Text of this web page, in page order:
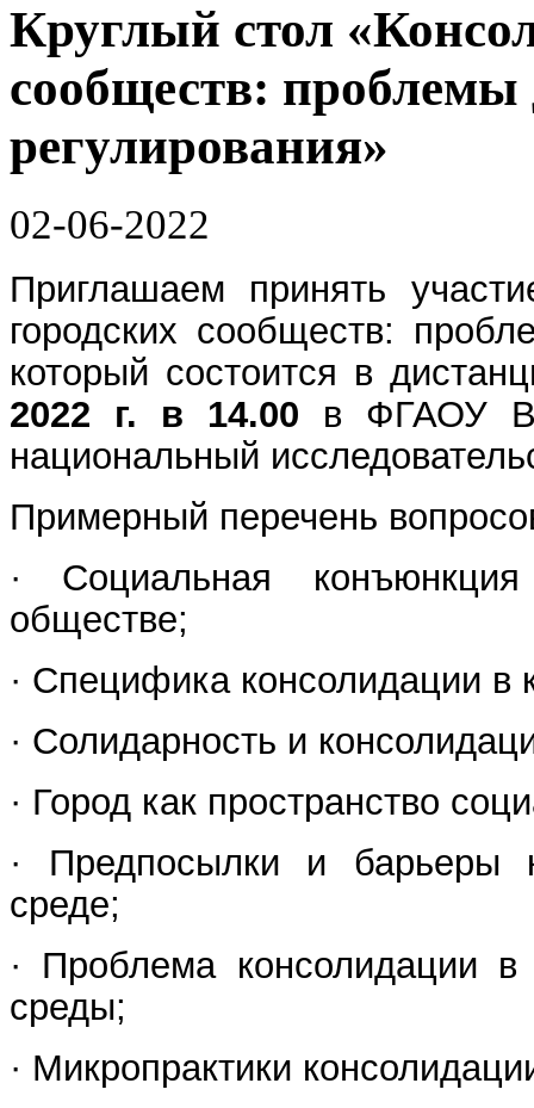
Круглый стол
сообществ: проблемы
регулирования»
02-06-2022
Приглашаем принять
городских сообществ:
который состоится в
2022 г. в 14.00 в ФГАОУ ВО
национальный
Примерный перечень
· Социальная
обществе;
· Специфика консолидации в
· Солидарность и
· Город как пространство
· Предпосылки и барьеры
среде;
· Проблема консолидации в
среды;
· Микропрактики